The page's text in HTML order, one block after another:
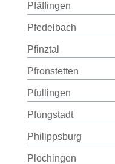
Pfäffingen
Pfedelbach
Pfinztal
Pfronstetten
Pfullingen
Pfungstadt
Philippsburg
Plochingen